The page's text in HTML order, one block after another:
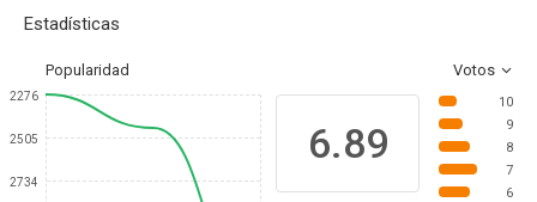
Estadísticas
Popularidad Votos
2276
2505
2734
6.89
10
9
8
7
6